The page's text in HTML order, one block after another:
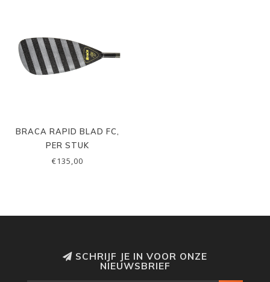
BRACA RAPID BLAD FC,
PER STUK
€135,00
SCHRIJF JE IN VOOR ONZE
NIEUWSBRIEF